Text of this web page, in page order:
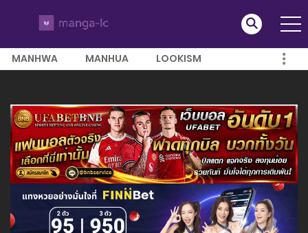
MANHWA MANHUA LOOKISM